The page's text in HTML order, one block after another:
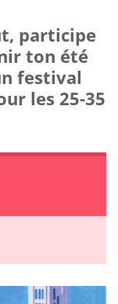
participe
ton été
festival
les 25-35